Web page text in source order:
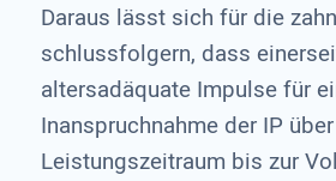
Daraus lässt sich für die
schlussfolgern, dass
altersadäquate Impulse für
Inanspruchnahme der IP
Leistungszeitraum bis zur